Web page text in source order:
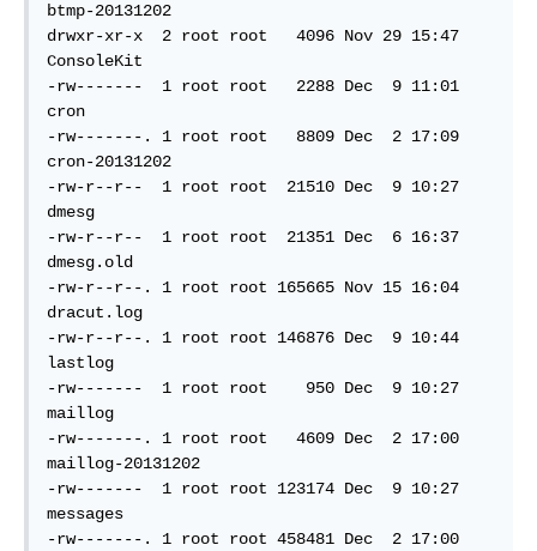
btmp-20131202
drwxr-xr-x  2 root root   4096 Nov 29 15:47
ConsoleKit
-rw-------  1 root root   2288 Dec  9 11:01
cron
-rw-------. 1 root root   8809 Dec  2 17:09
cron-20131202
-rw-r--r--  1 root root  21510 Dec  9 10:27
dmesg
-rw-r--r--  1 root root  21351 Dec  6 16:37
dmesg.old
-rw-r--r--. 1 root root 165665 Nov 15 16:04
dracut.log
-rw-r--r--. 1 root root 146876 Dec  9 10:44
lastlog
-rw-------  1 root root    950 Dec  9 10:27
maillog
-rw-------. 1 root root   4609 Dec  2 17:00
maillog-20131202
-rw-------  1 root root 123174 Dec  9 10:27
messages
-rw-------. 1 root root 458481 Dec  2 17:00